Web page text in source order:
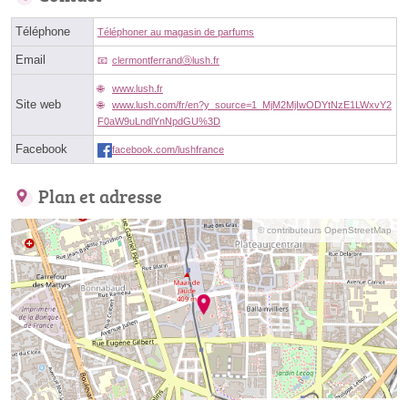
Téléphone Téléphoner au magasin de parfums
Email clermontferrandⓐlush.fr
Site web
www.lush.fr
www.lush.com/fr/en?y_source=1_MjM2MjIwODYtNzE1LWxvY2
F0aW9uLndlYnNpdGU%3D
Facebook facebook.com/lushfrance
Plan et adresse
© contributeurs OpenStreetMap